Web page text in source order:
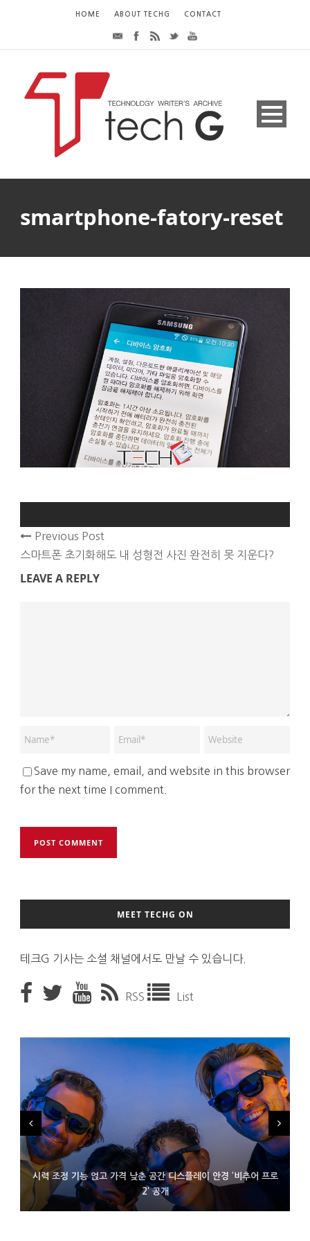
HOME ABOUT TECHG CONTACT
smartphone-fatory-reset
Previous Post
스마트폰 초기화해도 내 성형전 사진 완전히 못 지운다?
LEAVE A REPLY
Save my name, email, and website in this browser
for the next time I comment.
MEET TECHG ON
테크G 기사는 소셜 채널에서도 만날 수 있습니다.
RSS List
시력 조정 기능 얹고 가격 낮춘 공간 디스플레이 안경 ‘비추어 프로
2’ 공개
D램 부족에 10억달러어치 아이폰18 프로세서 패키징 대기 중
300~400달러 반지형 스피커 준비하는 오픈AI